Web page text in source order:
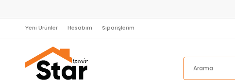
Yeni Ürünler Hesabım Siparişlerim